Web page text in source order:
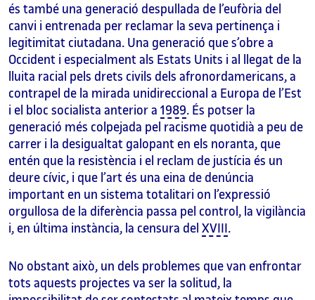
és també una generació despullada de l’eufòria del
canvi i entrenada per reclamar la seva pertinença i
legitimitat ciutadana. Una generació que s’obre a
Occident i especialment als Estats Units i al llegat de la
lluita racial pels drets civils dels afronordamericans, a
contrapel de la mirada unidireccional a Europa de l’Est
i el bloc socialista anterior a 1989. És potser la
generació més colpejada pel racisme quotidià a peu de
carrer i la desigualtat galopant en els noranta, que
entén que la resistència i el reclam de justícia és un
deure cívic, i que l’art és una eina de denúncia
important en un sistema totalitari on l’expressió
orgullosa de la diferència passa pel control, la vigilància
i, en última instància, la censura del XVIII .
No obstant això, un dels problemes que van enfrontar
tots aquests projectes va ser la solitud, la